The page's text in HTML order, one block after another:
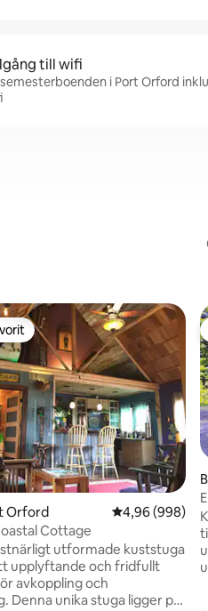
till wifi
i Port Orford
Orford 4,96 av 5 i
4,96 (998)
Cottage
utformade kuststuga
upplyftande och fridfullt
avkoppling och
på